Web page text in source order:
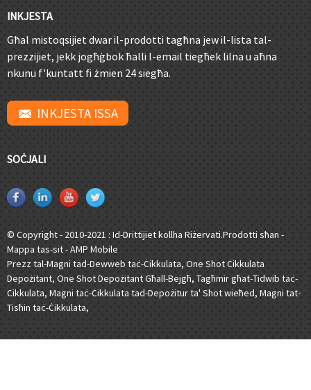
INKJESTA
Għal mistoqsijiet dwar il-prodotti tagħna jew il-lista tal-
prezzijiet, jekk jogħġbok ħalli l-email tiegħek lilna u aħna
nkunu f'kuntatt fi żmien 24 siegħa.
INKJESTA ISSA
SOĊJALI
© Copyright - 2010-2021 : Id-Drittijiet kollha Riżervati.Prodotti sħan -
Mappa tas-sit-AMP Mobile
Prezz tal-Magni tad-Dewweb taċ-Ċikkulata, One Shot Ċikkulata
Depożitant, One Shot Depożitant Għall-Bejgħ, Tagħmir għat-Tidwib taċ-
Ċikkulata, Magni taċ-Ċikkulata tad-Depożitur ta' Shot wieħed, Magni tat-
Tisħin taċ-Ċikkulata,